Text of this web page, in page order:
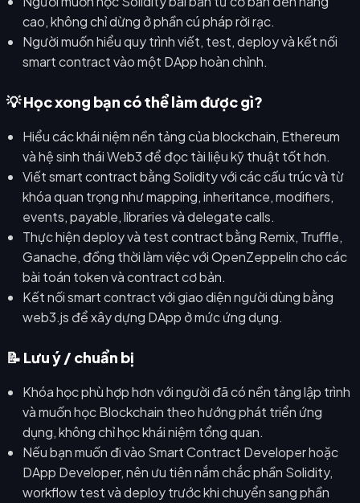
cao, không chỉ dừng ở phần cú pháp rời rạc.
Người muốn hiểu quy trình viết, test, deploy và kết nối
smart contract vào một DApp hoàn chỉnh.
💡 Học xong bạn có thể làm được gì?
Hiểu các khái niệm nền tảng của blockchain, Ethereum
và hệ sinh thái Web3 để đọc tài liệu kỹ thuật tốt hơn.
Viết smart contract bằng Solidity với các cấu trúc và từ
khóa quan trọng như mapping, inheritance, modifiers,
events, payable, libraries và delegate calls.
Thực hiện deploy và test contract bằng Remix, Truffle,
Ganache, đồng thời làm việc với OpenZeppelin cho các
bài toán token và contract cơ bản.
Kết nối smart contract với giao diện người dùng bằng
web3.js để xây dựng DApp ở mức ứng dụng.
📝 Lưu ý / chuẩn bị
Khóa học phù hợp hơn với người đã có nền tảng lập trình
và muốn học Blockchain theo hướng phát triển ứng
dụng, không chỉ học khái niệm tổng quan.
Nếu bạn muốn đi vào Smart Contract Developer hoặc
DApp Developer, nên ưu tiên nắm chắc phần Solidity,
workflow test và deploy trước khi chuyển sang phần